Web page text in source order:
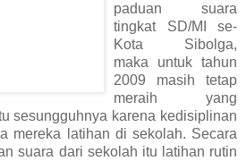
paduan suara
tingkat SD/MI se-
Kota Sibolga,
maka untuk tahun
2009 masih tetap
meraih yang
sesungguhnya karena kedisiplinan
mereka latihan di sekolah. Secara
suara dari sekolah itu latihan rutin